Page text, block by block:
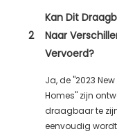
2
Kan Dit
Naar
Vervoerd?
Ja, de "2023
Homes" zijn
draagbaar te
eenvoudig